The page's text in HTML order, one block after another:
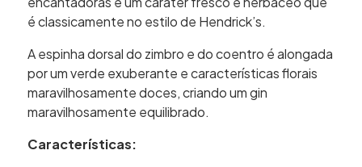
é classicamente no estilo de Hendrick’s.
A espinha dorsal do zimbro e do coentro é alongada
por um verde exuberante e características florais
maravilhosamente doces, criando um gin
maravilhosamente equilibrado.
Características: